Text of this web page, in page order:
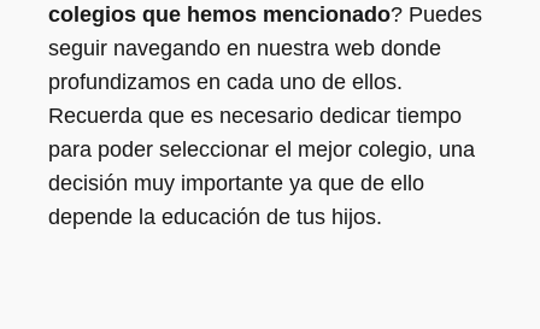
colegios que hemos mencionado? Puedes
seguir navegando en nuestra web donde
profundizamos en cada uno de ellos.
Recuerda que es necesario dedicar tiempo
para poder seleccionar el mejor colegio, una
decisión muy importante ya que de ello
depende la educación de tus hijos.